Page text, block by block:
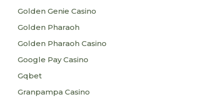
Golden Genie Casino
Golden Pharaoh
Golden Pharaoh Casino
Google Pay Casino
Gqbet
Granpampa Casino